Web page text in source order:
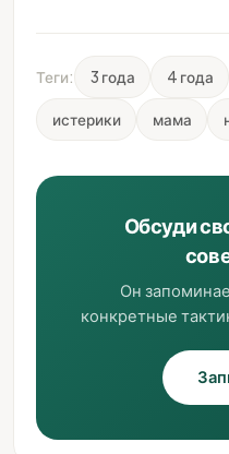
Теги: 3 года 4 года
истерики мама
Обсуди
Он
конкретные